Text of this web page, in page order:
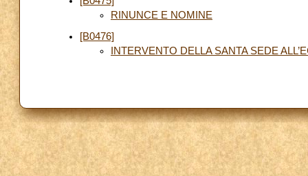
RINUNCE E NOMINE
[B0476]
INTERVENTO DELLA SANTA SEDE